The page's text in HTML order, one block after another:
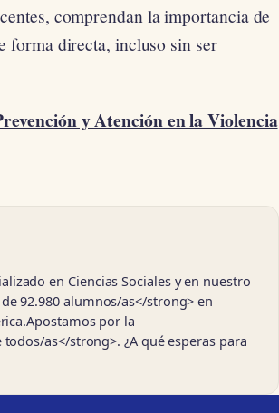
comprendan la importancia de
forma directa, incluso sin ser
y Atención en la Violencia
en Ciencias Sociales y en nuestro
92.980 alumnos/as</strong> en
por la
as</strong>. ¿A qué esperas para